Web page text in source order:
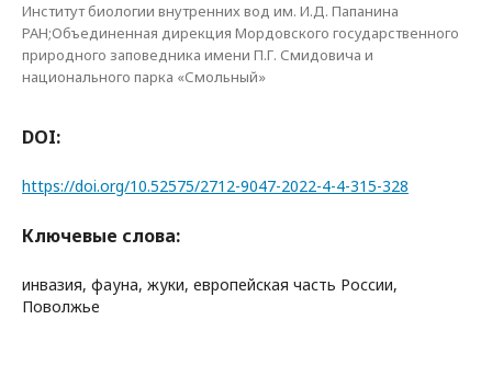
Институт биологии внутренних вод им. И.Д. Папанина
РАН;Объединенная дирекция Мордовского государственного
природного заповедника имени П.Г. Смидовича и
национального парка «Смольный»
DOI:
https://doi.org/10.52575/2712-9047-2022-4-4-315-328
Ключевые слова:
инвазия, фауна, жуки, европейская часть России,
Поволжье